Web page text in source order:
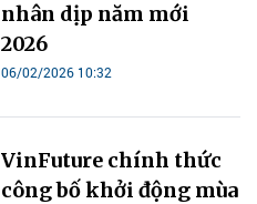
nhân dịp năm mới
2026
06/02/2026 10:32
VinFuture chính thức
công bố khởi động mùa